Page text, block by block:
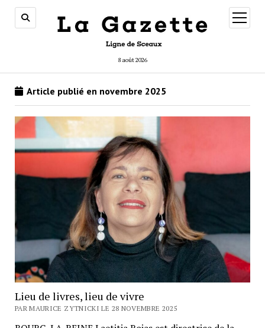
8 août 2026
ouvrir
menu
Article publié en novembre 2025
Lieu de livres, lieu de vivre
PAR MAURICE ZYTNICKI LE 28 NOVEMBRE 2025